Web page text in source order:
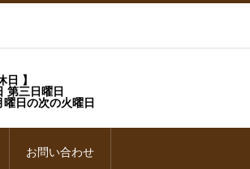
日 】
第三日曜日
曜日の次の火曜日
お問い合わせ